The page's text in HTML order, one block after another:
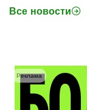
Все новости
Реклама